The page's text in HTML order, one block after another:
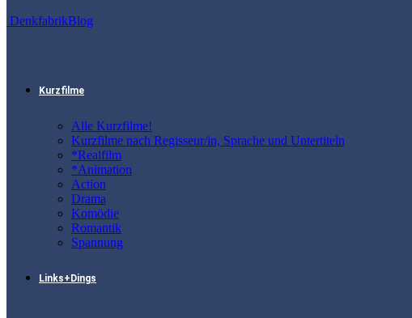
DenkfabrikBlog
Kurzfilme
Alle Kurzfilme!
Kurzfilme nach Regisseur/in, Sprache und Untertiteln
*Realfilm
*Animation
Action
Drama
Komödie
Romantik
Spannung
Links+Dings